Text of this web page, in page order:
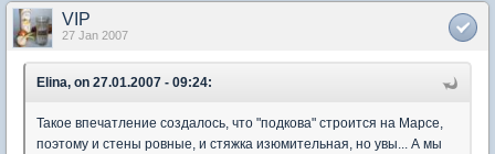
VIP
27 Jan 2007
Elina, on 27.01.2007 - 09:24:
Такое впечатление создалось, что "подкова" строится на Марсе,
поэтому и стены ровные, и стяжка изюмительная, но увы... А мы